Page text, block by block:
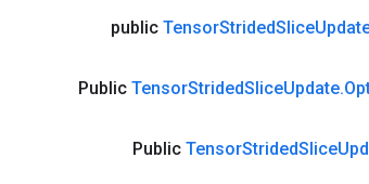
public TensorStridedSlice
Public TensorStridedSliceUpdate.
Public TensorStridedSlice